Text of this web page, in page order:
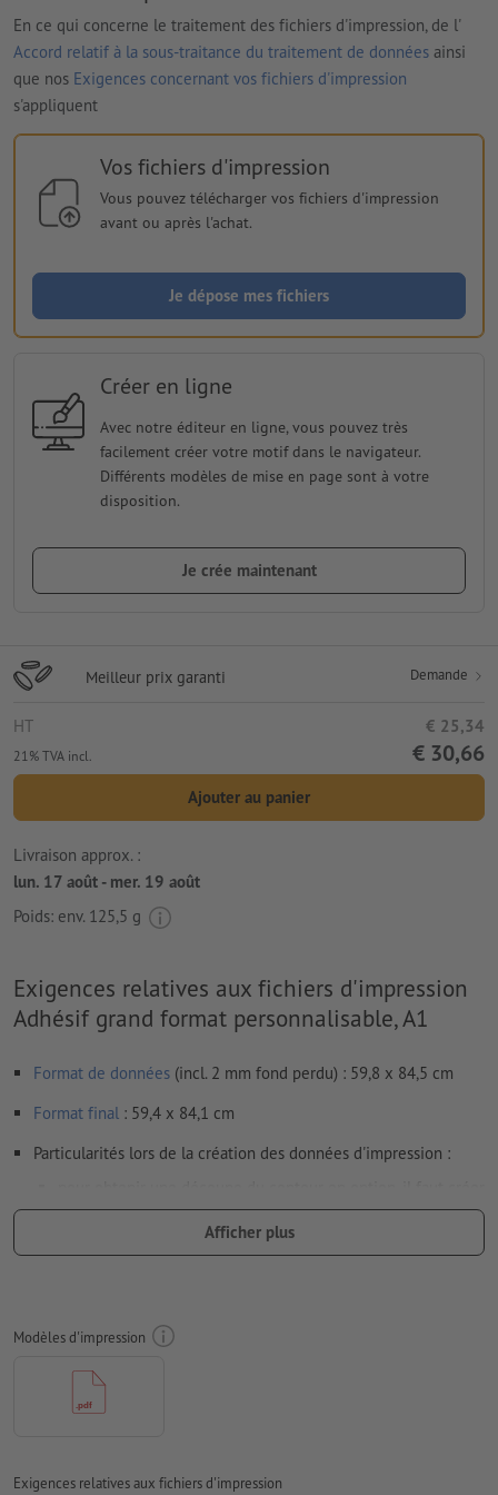
En ce qui concerne le traitement des fichiers d'impression, de l'
Accord relatif à la sous-traitance du traitement de données ainsi
que nos Exigences concernant vos fichiers d'impression
s'appliquent
Vos fichiers d'impression
Vous pouvez télécharger vos fichiers d'impression
avant ou après l'achat.
Je dépose mes fichiers
Créer en ligne
Avec notre éditeur en ligne, vous pouvez très
facilement créer votre motif dans le navigateur.
Différents modèles de mise en page sont à votre
disposition.
Je crée maintenant
Meilleur prix garanti Demande
HT € 25,34
21% TVA incl. € 30,66
Ajouter au panier
Livraison approx. :
lun. 17 août - mer. 19 août
Poids: env. 125,5 g
Exigences relatives aux fichiers d'impression
Adhésif grand format personnalisable, A1
Format de données (incl. 2 mm fond perdu) : 59,8 x 84,5 cm
Format final : 59,4 x 84,1 cm
Particularités lors de la création des données d'impression :
unedécoupe du contourdans les données d'impression
Attention : pour des raisons techniques, aucune découpe de
En cas d’autocollants/films transparents, veuillez noter :
plus la couleur d’impression est claire, plus le film
apparaît transparent
dos du motif)
Afficher plus
Modèles d'impression
Exigences relatives aux fichiers d'impression